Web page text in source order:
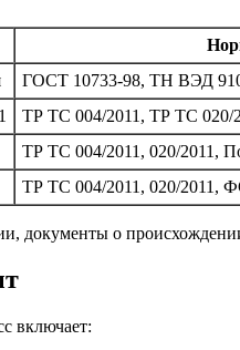
ГОСТ 10733-98, ТН ВЭД
ТР ТС 004/2011, ТР ТС 020/
ТР ТС 004/2011, 020/2011,
ТР ТС 004/2011, 020/2011,
документы о
включает: